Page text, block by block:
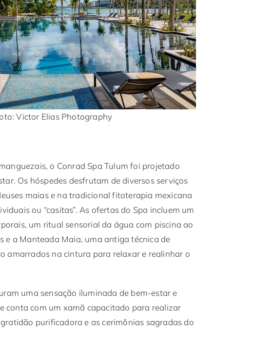
Victor Elias Photography
o Conrad Spa Tulum foi projetado
Os hóspedes desfrutam de diversos serviços
maias e na tradicional fitoterapia mexicana
ou “casitas”. As ofertas do Spa incluem um
um ritual sensorial da água com piscina ao
e a Manteada Maia, uma antiga técnica de
amarrados na cintura para relaxar e realinhar o
uma sensação iluminada de bem-estar e
conta com um xamã capacitado para realizar
purificadora e as cerimônias sagradas do